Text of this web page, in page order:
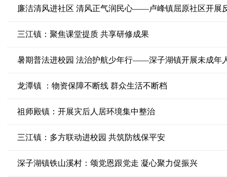
廉洁清风进社区 清风正气润民心——卢峰镇屈原社区开展
三江镇：聚焦课堂提质 共享研修成果
暑期普法进校园 法治护航少年行——深子湖镇开展未成年
龙潭镇 ：物资保障不断线 群众生活不断档
祖师殿镇：开展灾后人居环境集中整治
三江镇：多方联动进校园 共筑防线保平安
深子湖镇铁山溪村：颂党恩跟党走 凝心聚力促振兴